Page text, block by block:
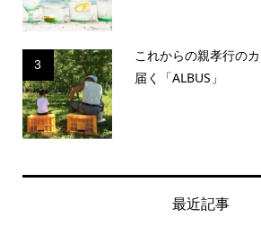
3
これからの親孝行の
届く「ALBUS」
最近記事